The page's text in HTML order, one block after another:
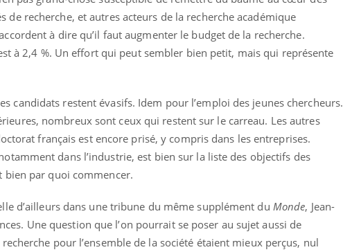
de recherche, et autres acteurs de la recherche académique
à dire qu’il faut augmenter le budget de la recherche.
à 2,4 %. Un effort qui peut sembler bien petit, mais qui représente
candidats restent évasifs. Idem pour l’emploi des jeunes chercheurs.
nombreux sont ceux qui restent sur le carreau. Les autres
français est encore prisé, y compris dans les entreprises.
dans l’industrie, est bien sur la liste des objectifs des
bien par quoi commencer.
d’ailleurs dans une tribune du même supplément du Monde, Jean-
Une question que l’on pourrait se poser au sujet aussi de
pour l’ensemble de la société étaient mieux perçus, nul
La sieste empêche-t-elle
de dormir la nuit ?
Fortes chaleurs :
pourquoi le risque de
noyade grimpe-t-il ?